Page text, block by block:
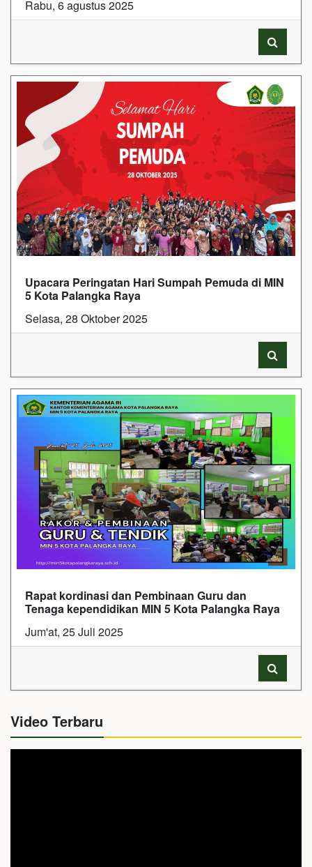
Rabu, 6 agustus 2025
Upacara Peringatan Hari Sumpah Pemuda di MIN
5 Kota Palangka Raya
Selasa, 28 Oktober 2025
Rapat kordinasi dan Pembinaan Guru dan
Tenaga kependidikan MIN 5 Kota Palangka Raya
Jum'at, 25 Juli 2025
Video Terbaru